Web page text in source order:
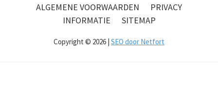
ALGEMENE VOORWAARDEN
PRIVACY
INFORMATIE
SITEMAP
Copyright © 2026 | SEO door Netfort